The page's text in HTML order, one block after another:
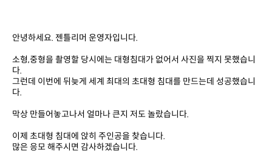
안녕하세요. 젠틀리머 운영자입니다.
다.
다.
막상 만들어놓고나서 얼마나 큰지 저도 놀랐습니다.
이제 초대형 침대에 앉히 주인공을 찾습니다.
많은 응모 해주시면 감사하겠습니다.